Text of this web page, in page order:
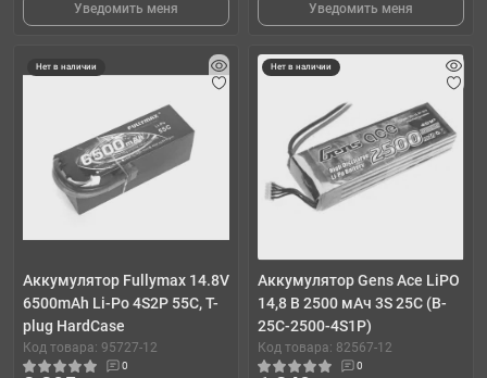
Уведомить меня Уведомить меня
Нет в наличии
Аккумулятор Fullymax 14.8V
6500mAh Li-Po 4S2P 55C, T-
plug HardCase
Код товара: 95727-12
0
Нет в наличии
Аккумулятор Gens Ace LiPO
14,8 В 2500 мАч 3S 25C (B-
25C-2500-4S1P)
Код товара: 82567-12
0